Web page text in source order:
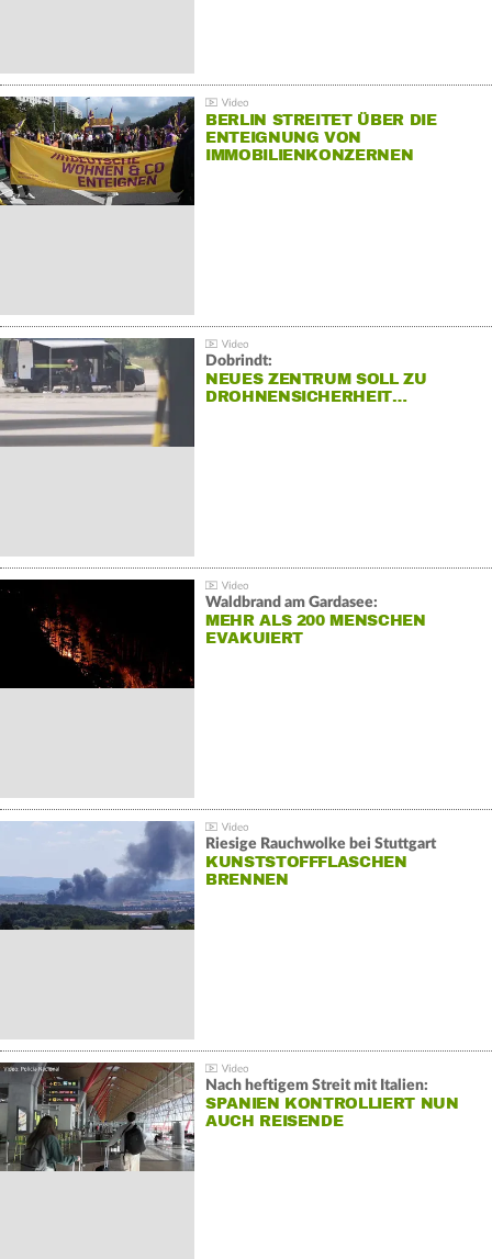
BERLIN STREITET ÜBER DIE
ENTEIGNUNG VON
IMMOBILIENKONZERNEN
Dobrindt:
NEUES ZENTRUM SOLL ZU
DROHNENSICHERHEIT…
Waldbrand am Gardasee:
MEHR ALS 200 MENSCHEN
EVAKUIERT
Riesige Rauchwolke bei Stuttgart
KUNSTSTOFFFLASCHEN
BRENNEN
Nach heftigem Streit mit Italien:
SPANIEN KONTROLLIERT NUN
AUCH REISENDE